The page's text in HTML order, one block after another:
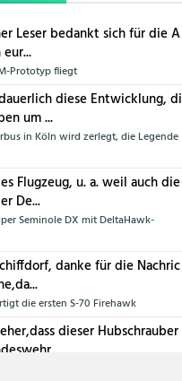
Leser bedankt sich für die A
Prototyp fliegt
diese Entwicklung, di
um ...
in Köln wird zerlegt, die Legende
Flugzeug, u. a. weil auch die
De...
Seminole DX mit DeltaHawk-
danke für die Nachric
die ersten S-70 Firehawk
dieser Hubschrauber